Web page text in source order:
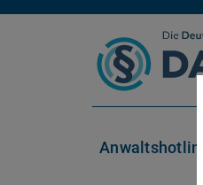
Anwaltshotline